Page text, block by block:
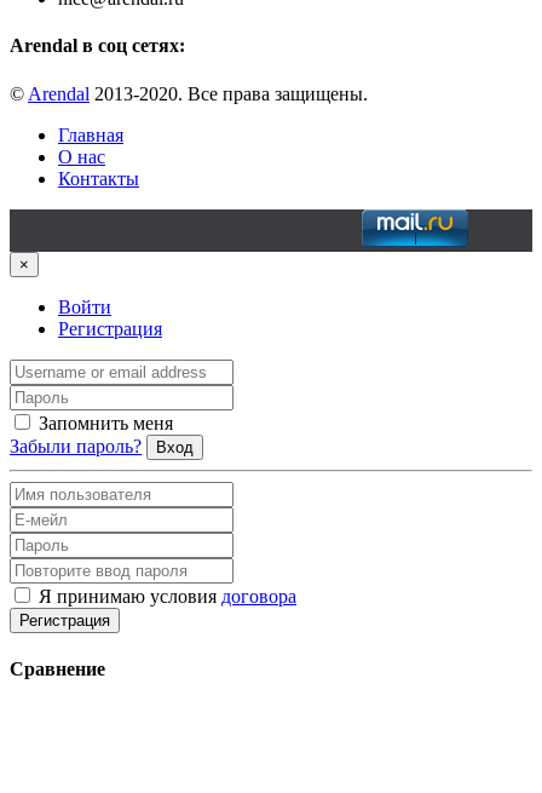
Arendal в соц сетях:
© Arendal 2013-2020. Все права защищены.
Главная
О нас
Контакты
×
Войти
Регистрация
Запомнить меня
Забыли пароль?
Вход
Я принимаю условия договора
Регистрация
Сравнение